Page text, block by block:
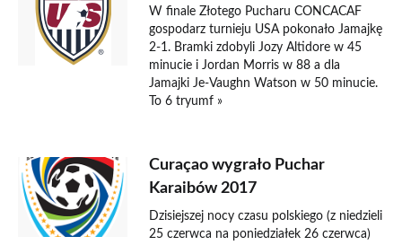
W finale Złotego Pucharu CONCACAF
gospodarz turnieju USA pokonało Jamajkę
2-1. Bramki zdobyli Jozy Altidore w 45
minucie i Jordan Morris w 88 a dla
Jamajki Je-Vaughn Watson w 50 minucie.
To 6 tryumf »
Curaçao wygrało Puchar
Karaibów 2017
Dzisiejszej nocy czasu polskiego (z niedzieli
25 czerwca na poniedziałek 26 czerwca)